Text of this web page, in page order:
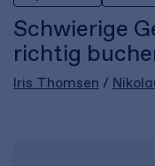
Schwierige
richtig
Iris Thomsen /